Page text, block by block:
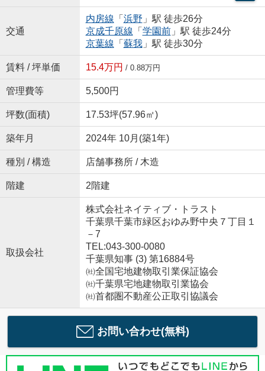
交通
内房線 「 浜野 」駅 徒歩26分
京成千原線 「 学園前」駅 徒歩24分
京葉線 「 蘇我」駅 徒歩30分
賃料 / 坪単価 15.4万円 / 0.88万円
管理費等 5,500円
坪数(面積) 17.53坪(57.96㎡)
築年月 2024年 10月(築1年)
種別 / 構造 店舗事務所 / 木造
階建 2階建
取扱会社
株式会社ネイティブ・トラスト
千葉県千葉市緑区おゆみ野中央７丁目１
－7
TEL:043-300-0080
千葉県知事 (3) 第16884号
㈳全国宅地建物取引業保証協会
㈳千葉県宅地建物取引業協会
㈳首都圏不動産公正取引協議会
お問い合わせ(無料)